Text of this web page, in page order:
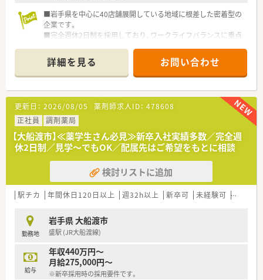
■岩手県を中心に40店舗展開している地域に根差した密着型の
企業です。
■完全週休2日制を採用しており、ワークライフバランスに重点
■新卒採用も積極的に行っており、若手も活躍できる環境は整っ
ております。
■教育制度は集合研修やEラーニングを活用しております。
詳細を見る お問い合わせ
更新日： 2026/08/05 薬剤師求人ID： 478608
正社員
調剤薬局
【大船渡市】≪薬学生さん必見≫新卒入社実績多数／完全週
休2日制／見学～でもOK／配属先はご希望をもとに相談
検討リストに追加
駅チカ 年間休日120日以上 週32h以上 新卒可 未経験可 ブラン
勤務地
岩手県 大船渡市
盛駅 (JR大船渡線)
給与
年収440万円～
月給275,000円～
※新卒採用時の採用要件です。